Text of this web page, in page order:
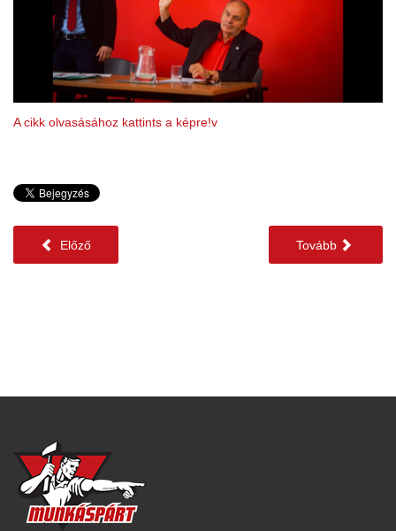
A cikk olvasásához kattints a képre!v
Előző Tovább